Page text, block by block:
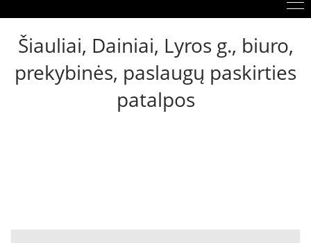
Šiauliai, Dainiai, Lyros g., biuro,
prekybinės, paslaugų paskirties
patalpos